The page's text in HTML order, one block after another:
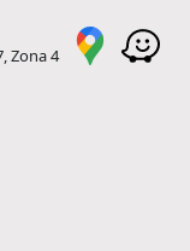
Zona 4